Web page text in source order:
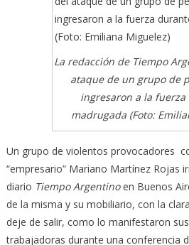
La redacción de Tiempo
ataque de un grupo de
ingresaron a la
madrugada (Foto:
Un grupo de violentos provocadores
“empresario” Mariano Martínez Rojas
diario Tiempo Argentinoen Buenos
de la misma y su mobiliario, con la
deje de salir, como lo manifestaron
trabajadoras durante una conferencia